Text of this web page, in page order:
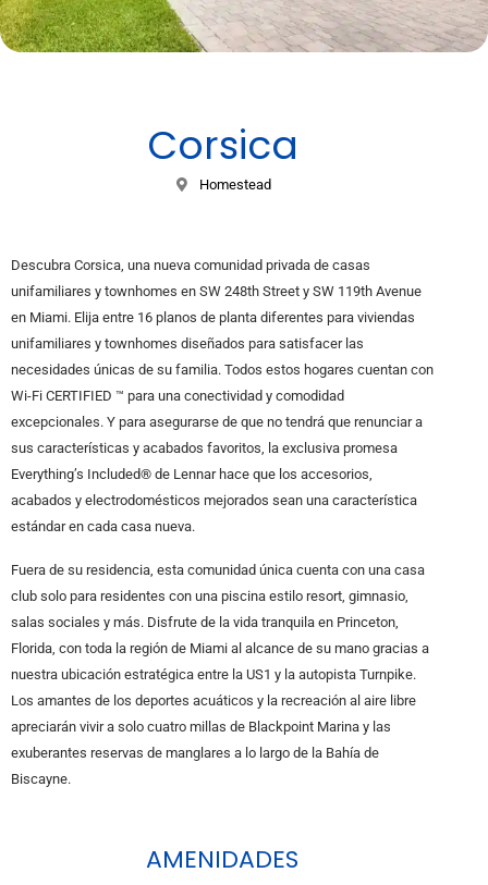
Corsica
Homestead
Descubra Corsica, una nueva comunidad privada de casas
unifamiliares y townhomes en SW 248th Street y SW 119th Avenue
en Miami. Elija entre 16 planos de planta diferentes para viviendas
unifamiliares y townhomes diseñados para satisfacer las
necesidades únicas de su familia. Todos estos hogares cuentan con
Wi-Fi CERTIFIED ™ para una conectividad y comodidad
excepcionales. Y para asegurarse de que no tendrá que renunciar a
sus características y acabados favoritos, la exclusiva promesa
Everything’s Included® de Lennar hace que los accesorios,
acabados y electrodomésticos mejorados sean una característica
estándar en cada casa nueva.
Fuera de su residencia, esta comunidad única cuenta con una casa
club solo para residentes con una piscina estilo resort, gimnasio,
salas sociales y más. Disfrute de la vida tranquila en Princeton,
Florida, con toda la región de Miami al alcance de su mano gracias a
nuestra ubicación estratégica entre la US1 y la autopista Turnpike.
Los amantes de los deportes acuáticos y la recreación al aire libre
apreciarán vivir a solo cuatro millas de Blackpoint Marina y las
exuberantes reservas de manglares a lo largo de la Bahía de
Biscayne.
AMENIDADES